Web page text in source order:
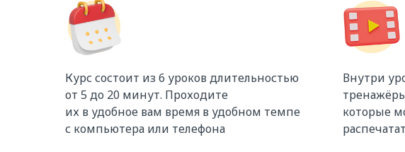
Курс состоит из 6 уроков длительностью
от 5 до 20 минут. Проходите
их в удобное вам время в удобном темпе
с компьютера или телефона
Внутри
которые